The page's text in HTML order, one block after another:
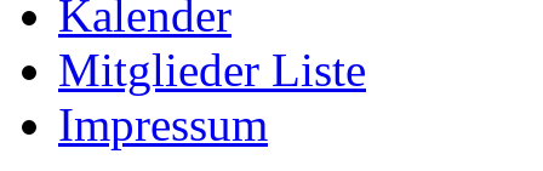
Kalender
Mitglieder Liste
Impressum